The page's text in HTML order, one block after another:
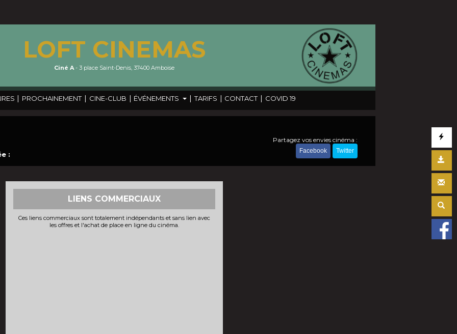
| PROCHAINEMENT | CINE-CLUB | ÉVÉNEMENTS | TARIFS | CONTACT | COVID 19
LOFT CINEMAS
Ciné A- 3 place Saint-Denis, 37400 Amboise
:
Partagez vos envies cinéma :
Facebook Twitter
LIENS COMMERCIAUX
Ces liens commerciaux sont totalement indépendants et sans lien avec
les offres et l'achat de place en ligne du cinéma.